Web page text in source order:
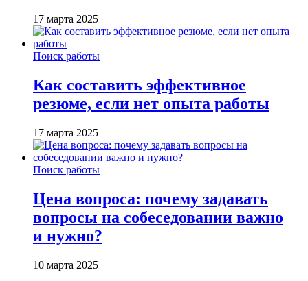
17 марта 2025
Поиск работы
Как составить эффективное
резюме, если нет опыта работы
17 марта 2025
Поиск работы
Цена вопроса: почему задавать
вопросы на собеседовании важно
и нужно?
10 марта 2025